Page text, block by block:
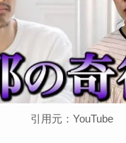
引用元：YouTube